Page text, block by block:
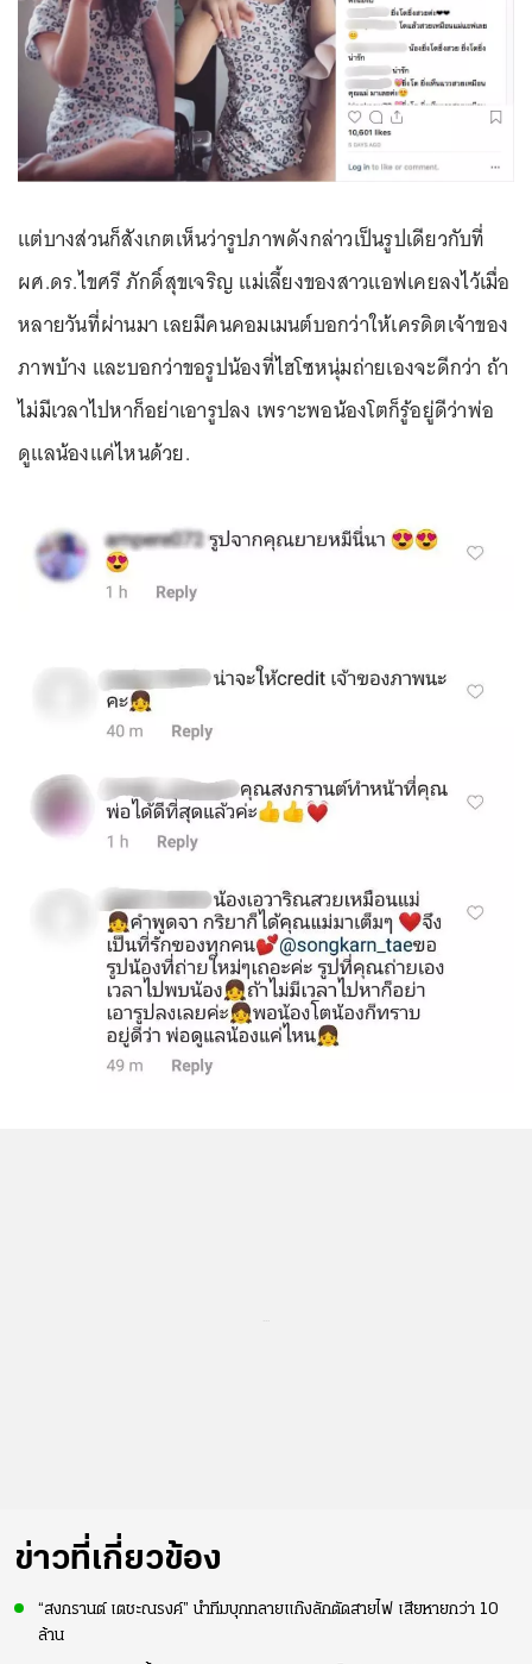
แต่บางส่วนก็สังเกตเห็นว่ารูปภาพดังกล่าวเป็นรูปเดียวกับที่
ผศ.ดร.ไขศรี ภักดิ์สุขเจริญ แม่เลี้ยงของสาวแอฟเคยลงไว้เมื่อ
หลายวันที่ผ่านมา เลยมีคนคอมเมนต์บอกว่าให้เครดิตเจ้าของ
ภาพบ้าง และบอกว่าขอรูปน้องที่ไฮโซหนุ่มถ่ายเองจะดีกว่า ถ้า
ไม่มีเวลาไปหาก็อย่าเอารูปลง เพราะพอน้องโตก็รู้อยู่ดีว่าพ่อ
ดูแลน้องแค่ไหนด้วย.
ข่าวที่เกี่ยวข้อง
“สงกรานต์ เตชะณรงค์” นำทีมบุกทลายแก๊งลักตัดสายไฟ เสียหายกว่า 10
ล้าน